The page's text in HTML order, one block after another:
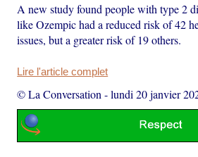
A new study found people with type 2
like Ozempic had a reduced risk of 42
issues, but a greater risk of 19 others.
Lire l'article complet
© La Conversation -lundi 20 janvier